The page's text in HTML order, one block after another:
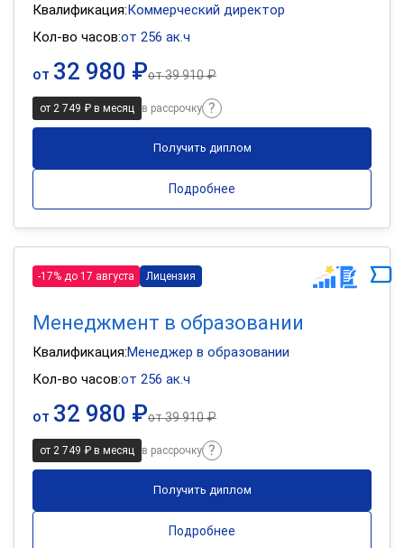
Квалификация:Коммерческий директор
Кол-во часов:от 256 ак.ч
от 32 980 ₽от39 910 ₽
от 2 749 ₽ в месяц в рассрочку
Получить диплом
Подробнее
-17% до 17 августа Лицензия
Менеджмент в образовании
Квалификация:Менеджер в образовании
Кол-во часов:от 256 ак.ч
от 32 980 ₽от39 910 ₽
от 2 749 ₽ в месяц в рассрочку
Получить диплом
Подробнее